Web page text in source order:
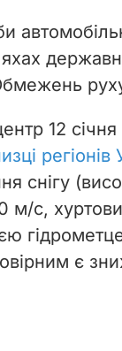
12 січня
регіонів
снігу
м/с,
є